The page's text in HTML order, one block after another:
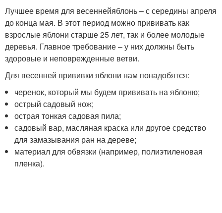
Лучшее время для весеннейяблонь – с середины апреля
до конца мая. В этот период можно прививать как
взрослые яблони старше 25 лет, так и более молодые
деревья. Главное требование – у них должны быть
здоровые и неповрежденные ветви.
Для весенней прививки яблони нам понадобятся:
черенок, который мы будем прививать на яблоню;
острый садовый нож;
острая тонкая садовая пила;
садовый вар, масляная краска или другое средство
для замазывания ран на дереве;
материал для обвязки (например, полиэтиленовая
пленка).